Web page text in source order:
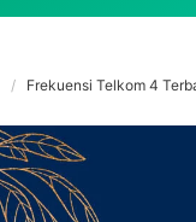
Frekuensi Telkom 4